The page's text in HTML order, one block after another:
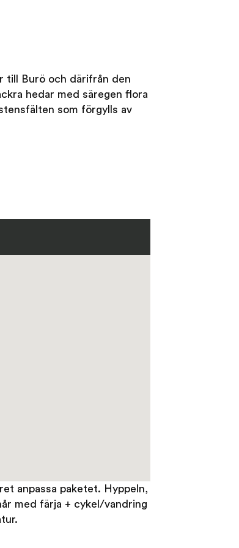
till Burö och därifrån den
hedar med säregen flora
som förgylls av
anpassa paketet. Hyppeln,
med färja + cykel/vandring